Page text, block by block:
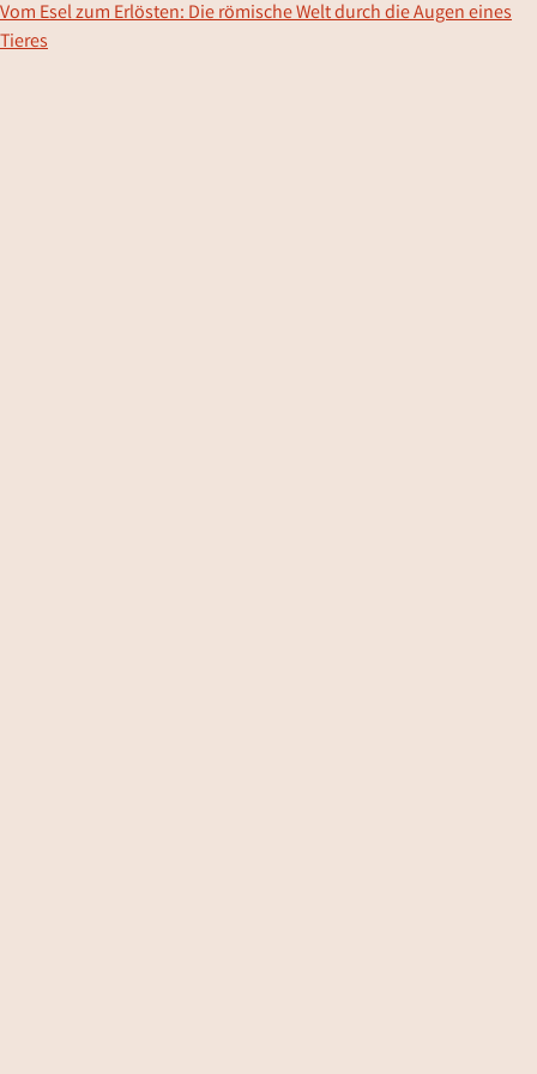
Vom Esel zum Erlösten: Die römische Welt durch die Augen eines
Tieres